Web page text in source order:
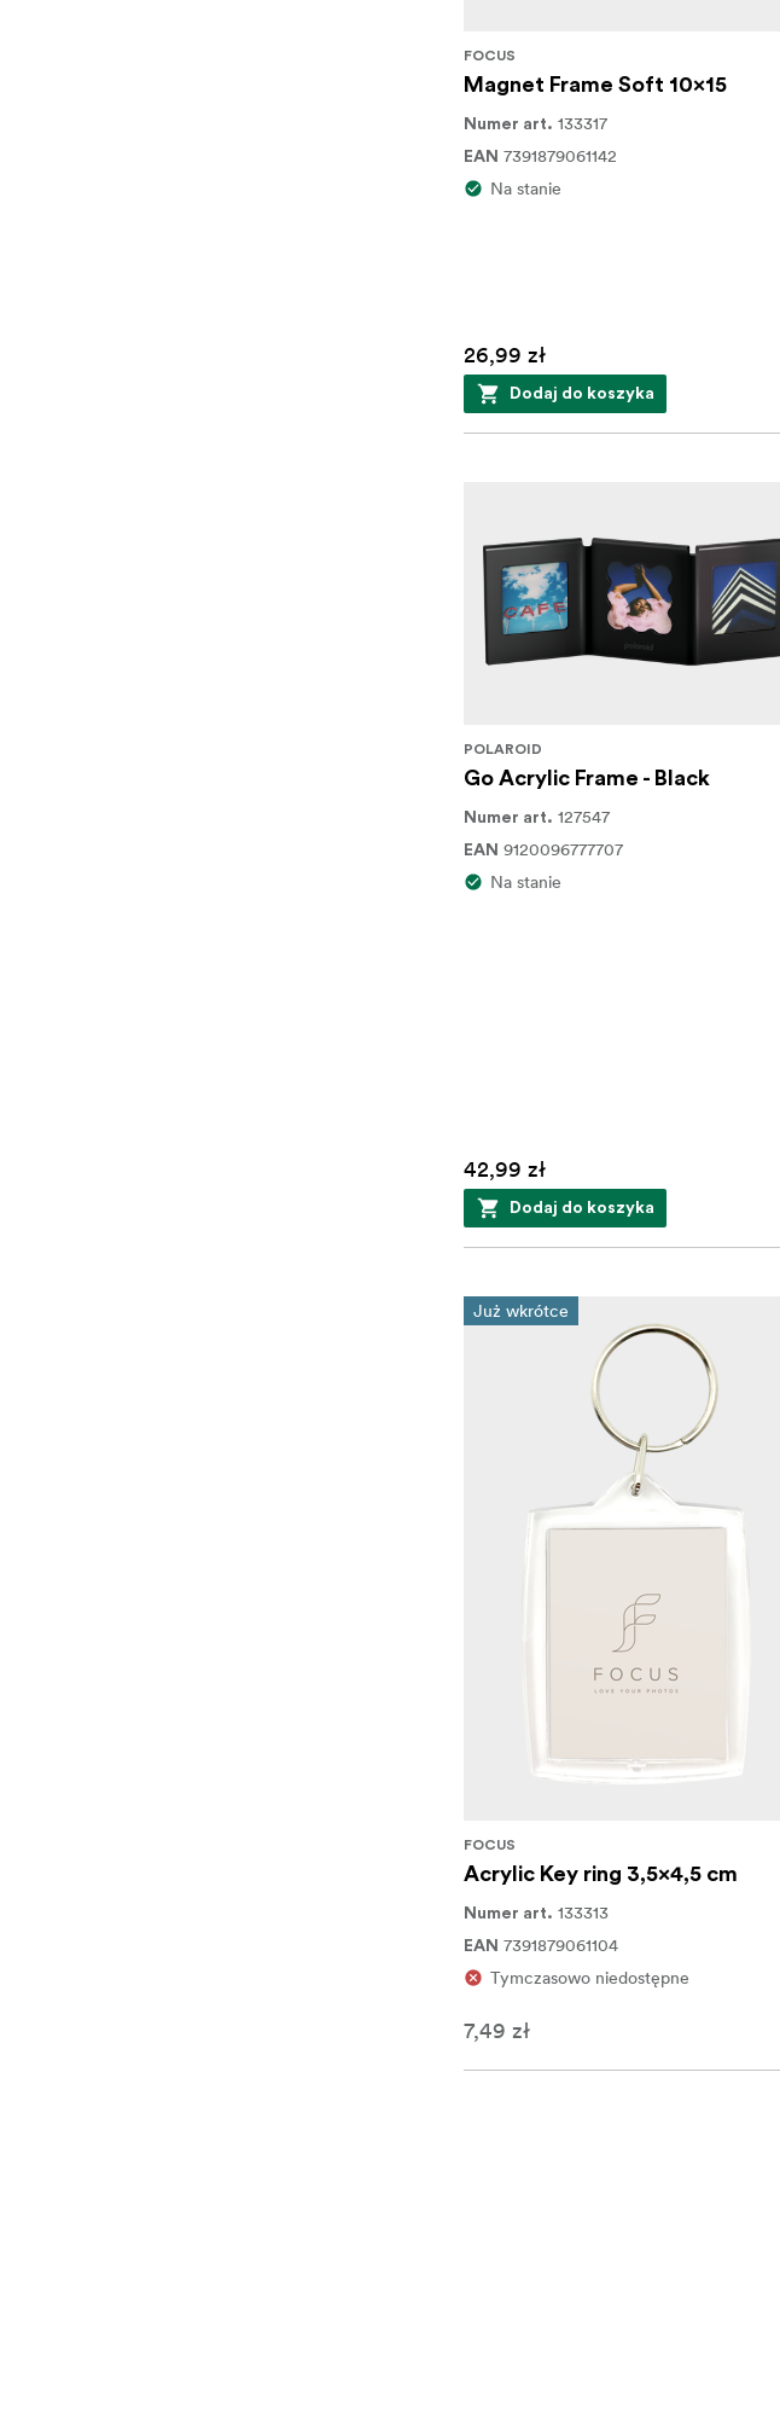
FOCUS
Magnet Frame Soft 10x15
Numer art. 133317
EAN 7391879061142
Na stanie
26,99 zł
Dodaj do koszyka
POLAROID
Go Acrylic Frame - Black
Numer art. 127547
EAN 9120096777707
Na stanie
42,99 zł
Dodaj do koszyka
Już wkrótce
FOCUS
Acrylic Key ring 3,5x4,5 cm
Numer art. 133313
EAN 7391879061104
Tymczasowo niedostępne
7,49 zł